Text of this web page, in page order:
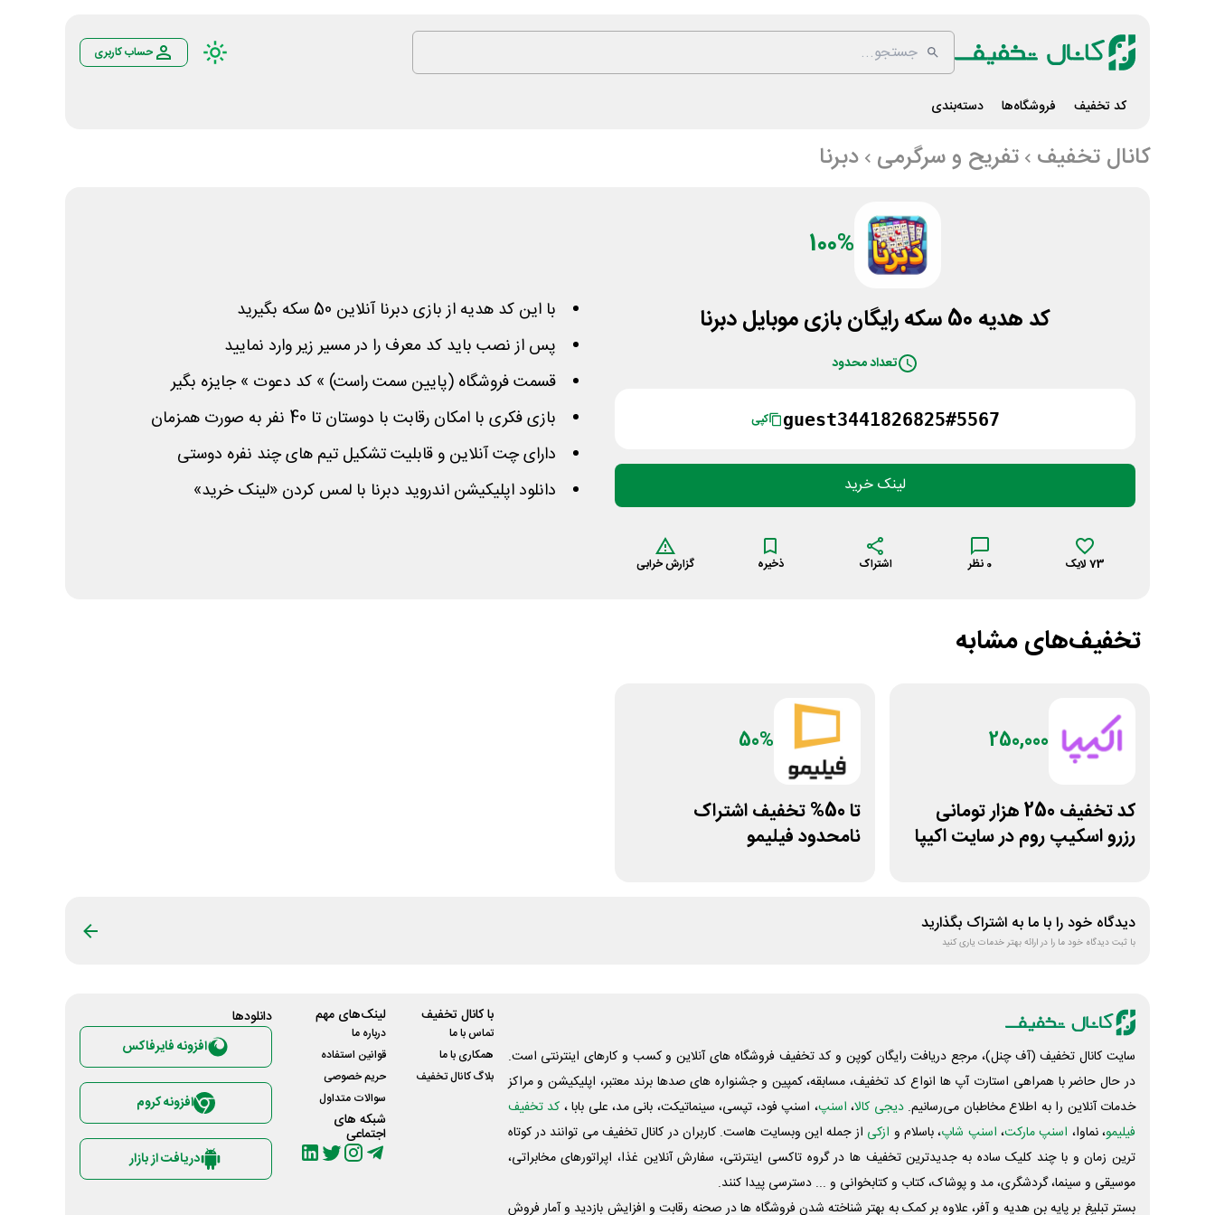
حساب کاربری
کد تخفیف فروشگاه‌ها دسته‌بندی
کانال تخفیف تفریح و سرگرمی دبرنا
100%
کد هدیه 50 سکه رایگان بازی موبایل دبرنا
تعداد محدود
guest3441826825#5567 کپی
لینک خرید
73 لایک 0 نظر اشتراک ذخیره گزارش خرابی
با این کد هدیه از بازی دبرنا آنلاین 50 سکه بگیرید
پس از نصب باید کد معرف را در مسیر زیر وارد نمایید
قسمت فروشگاه (پایین سمت راست) » کد دعوت » جایزه بگیر
بازی فکری با امکان رقابت با دوستان تا 40 نفر به صورت همزمان
دارای چت آنلاین و قابلیت تشکیل تیم های چند نفره دوستی
دانلود اپلیکیشن اندروید دبرنا با لمس کردن «لینک خرید»
تخفیف‌های مشابه
250,000
کد تخفیف 250 هزار تومانی
رزرو اسکیپ روم در سایت اکیپا
50%
تا 50% تخفیف اشتراک
نامحدود فیلیمو
دیدگاه خود را با ما به اشتراک بگذارید
با ثبت دیدگاه خود ما را در ارائه بهتر خدمات یاری کنید
سایت کانال تخفیف (آف چنل)، مرجع دریافت رایگان کوپن و کد تخفیف فروشگاه های آنلاین و کسب و‌ کارهای اینترنتی است.
در حال حاضر با همراهی استارت آپ ها انواع کد تخفیف، مسابقه، کمپین و جشنواره های صدها برند معتبر، اپلیکیشن و مراکز
خدمات آنلاین را به اطلاع مخاطبان می‌رسانیم. دیجی کالا، اسنپ، اسنپ فود، تپسی، سینماتیکت، بانی مد، علی‌ بابا ، کد تخفیف
فیلیمو، نماوا، اسنپ مارکت، اسنپ شاپ، باسلام و ازکی از جمله این وبسایت ‌هاست. کاربران در کانال تخفیف می توانند در کوتاه
ترین زمان و با چند کلیک ساده به جدیدترین تخفیف ها در گروه تاکسی اینترنتی، سفارش آنلاین غذا، اپراتورهای مخابراتی،
موسیقی و سینما، گردشگری، مد و پوشاک، کتاب و کتابخوانی و ... دسترسی پیدا کنند.
بستر تبلیغ بر پایه بن هدیه و آفر، علاوه بر کمک به بهتر شناخته شدن فروشگاه ها در صحنه رقابت و افزایش بازدید و آمار فروش
با کانال تخفیف
تماس با ما
همکاری با ما
بلاگ کانال تخفیف
لینک‌های مهم
درباره ما
قوانین استفاده
حریم خصوصی
سوالات متداول
شبکه های
اجتماعی
دانلود‌ها
افزونه فایرفاکس
افزونه کروم
دریافت از بازار